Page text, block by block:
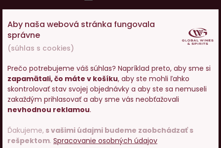
Aby naša webová stránka fungovala
správne
(súhlas s cookies)
Prečo potrebujeme váš súhlas? Napríklad preto, aby sme si
zapamätali, čo máte v košíku, aby ste mohli ľahko
skontrolovať stav svojej objednávky a aby ste sa nemuseli
zakaždým prihlasovať a aby sme vás neobťažovali
nevhodnou reklamou.
Ďakujeme, s vašimi údajmi budeme zaobchádzať s
rešpektom. Spracovanie osobných údajov
Ako nakupovať
Pojďme si povídat o víně
vyhrazena. Adresa: Václavské náměstí 53, 110 00 Praha 1,
e-mail:eshop@g-w-s.cz
Vstupujete na stránky s
predajom alkoholu. Prosím
potvrďte, že Vám už bolo 18